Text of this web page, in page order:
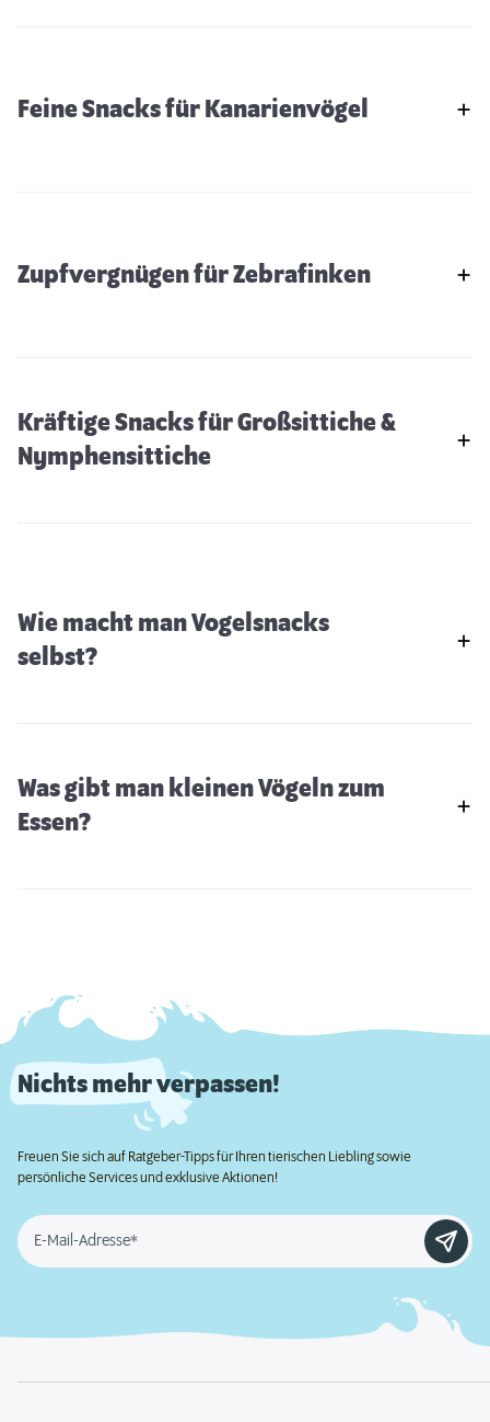
Feine Snacks für Kanarienvögel
Zupfvergnügen für Zebrafinken
Kräftige Snacks für Großsittiche &
Nymphensittiche
Wie macht man Vogelsnacks
selbst?
Was gibt man kleinen Vögeln zum
Essen?
Nichts mehr verpassen!
Freuen Sie sich auf Ratgeber-Tipps für Ihren tierischen Liebling sowie
persönliche Services und exklusive Aktionen!
E-Mail-Adresse*